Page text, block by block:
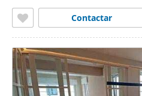
Contactar